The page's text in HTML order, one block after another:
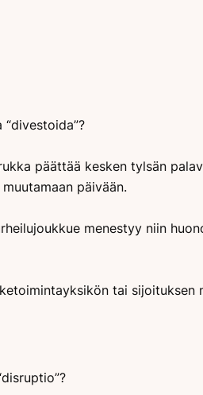
päättää kesken tylsän
päivään.
menestyy niin
tai sijoituksen